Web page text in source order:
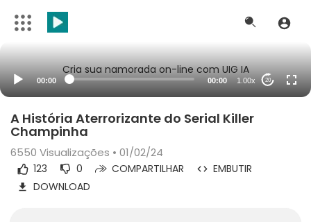
Cria sua namorada on-line com UIG IA
00:00 00:00 1.00x 20
A História Aterrorizante do Serial Killer
Champinha
6550 Visualizações • 01/02/24
123 0 COMPARTILHAR
EMBUTIR
DOWNLOAD